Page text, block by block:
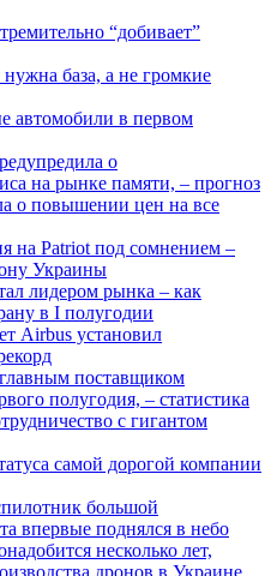
“добивает”
база, а не громкие
автомобили в первом
о
на рынке памяти, – прогноз
о повышении цен на все
на Patriot под сомнением –
Украины
лидером рынка – как
в I полугодии
Airbus установил
поставщиком
полугодия, – статистика
с гигантом
самой дорогой компании
большой
впервые поднялся в небо
несколько лет,
дронов в Украине